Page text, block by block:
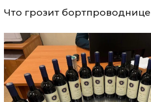
Что грозит бортпроводнице